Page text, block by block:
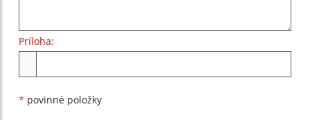
Príloha:
* povinné položky